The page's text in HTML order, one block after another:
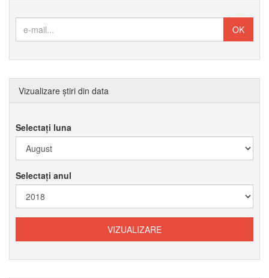
Vizualizare știri din data
Selectați luna
Selectați anul